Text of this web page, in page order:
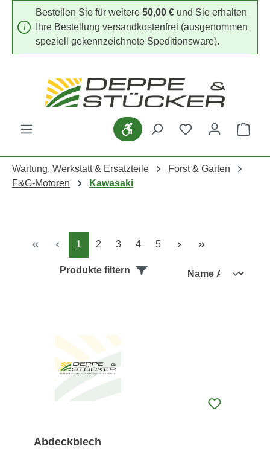
Zum Hauptinhalt springen
Bestellen Sie für weitere 50,00 € und Sie erhalten
Ihre Bestellung versandkostenfrei (ausgenommen
speziell gekennzeichnete Speditionsware).
Werkzeugleiste anzeigen
Du hast 0
Wartung, Werkstatt & Ersatzteile
Forst & Garten
F&G-Motoren
Kawasaki
Seite
1 Seite
2 Seite
3 Seite
4 Seite
5
Produkte filtern
Abdeckblech